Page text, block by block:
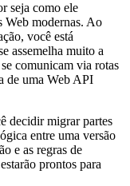
seja como ele
Web modernas. Ao
você está
assemelha muito a
comunicam via rotas
de uma Web API
decidir migrar partes
entre uma versão
e as regras de
prontos para